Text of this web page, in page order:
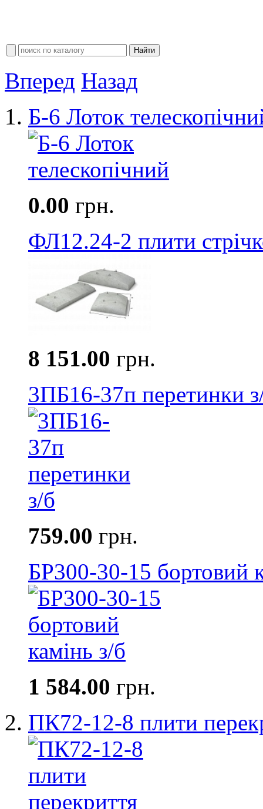
Вперед Назад
Б-6 Лоток
0.00 грн.
ФЛ12.24-2 плити
8 151.00 грн.
3ПБ16-37п перетинки
759.00 грн.
БР300-30-15 бортовий
1 584.00 грн.
ПК72-12-8 плити